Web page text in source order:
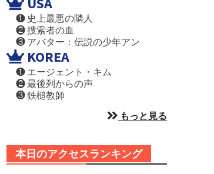
❶ 史上最悪の隣人
❷ 捜索者の血
❸ アバター：伝説の少年アン
KOREA
❶ エージェント・キム
❷ 最後列からの声
❸ 鉄槌教師
もっと見る
本日のアクセスランキング